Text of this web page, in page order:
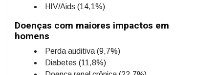
HIV/Aids (14,1%)
Doenças com maiores impactos em
homens
Perda auditiva (9,7%)
Diabetes (11,8%)